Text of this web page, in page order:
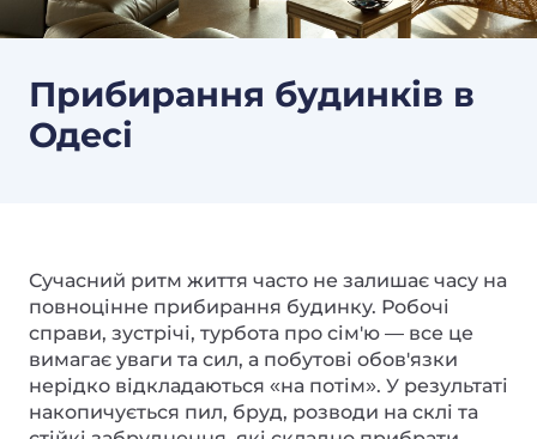
Прибирання будинків в
Одесі
Сучасний ритм життя часто не залишає часу на
повноцінне прибирання будинку. Робочі
справи, зустрічі, турбота про сім'ю — все це
вимагає уваги та сил, а побутові обов'язки
нерідко відкладаються «на потім». У результаті
накопичується пил, бруд, розводи на склі та